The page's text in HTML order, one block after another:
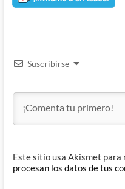
Suscribirse
Este sitio usa Akismet para
procesan los datos de tus